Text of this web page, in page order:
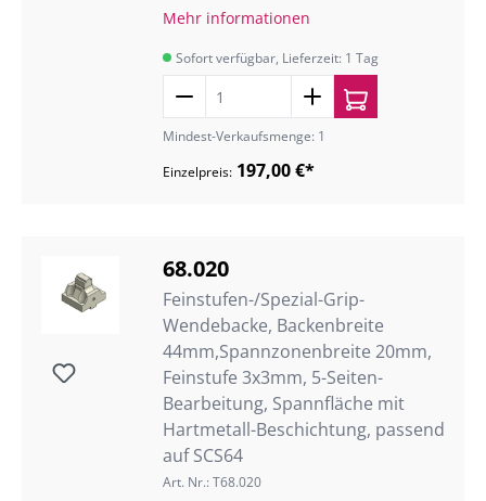
Mehr informationen
Sofort verfügbar, Lieferzeit: 1 Tag
Mindest-Verkaufsmenge: 1
Einzelpreis: 197,00 €*
68.020
Feinstufen-/Spezial-Grip-
Wendebacke, Backenbreite
44mm,Spannzonenbreite 20mm,
Feinstufe 3x3mm, 5-Seiten-
Bearbeitung, Spannfläche mit
Hartmetall-Beschichtung, passend
auf SCS64
Art. Nr.: T68.020